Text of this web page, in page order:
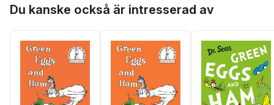
Du kanske också är intresserad av